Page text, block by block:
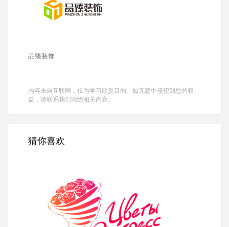
品臻装饰
内容来自互联网，仅为学习欣赏目的。如无意中侵犯到您的权
益，请联系我们清除相关内容。
猜你喜欢